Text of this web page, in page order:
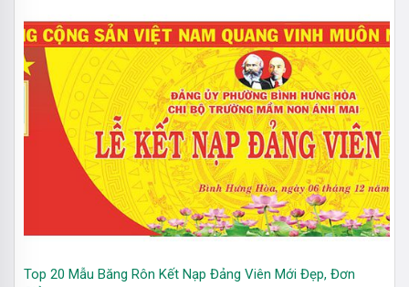
Top 20 Mẫu Băng Rôn Kết Nạp Đảng Viên Mới Đẹp, Đơn